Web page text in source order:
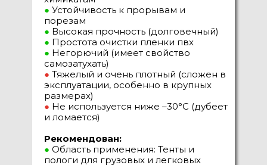
● Устойчивость к прорывам и
порезам
● Высокая прочность (долговечный)
● Простота очистки пленки пвх
● Негорючий (имеет свойство
самозатухать)
● Тяжелый и очень плотный (сложен в
эксплуатации, особенно в крупных
размерах)
● Не используется ниже –30°C (дубеет
и ломается)
Рекомендован:
● Область применения: Тенты и
пологи для грузовых и легковых